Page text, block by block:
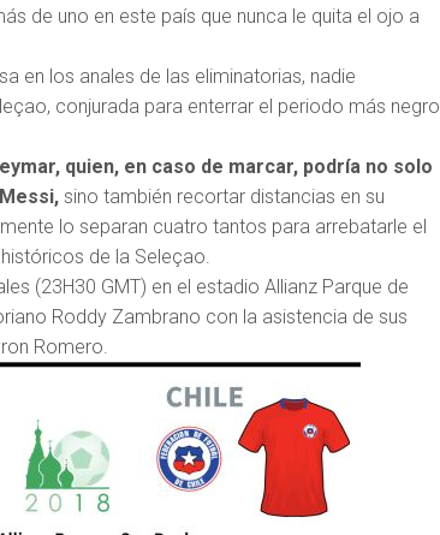
de uno en este país que nunca le quita el ojo a
en los anales de las eliminatorias, nadie
conjurada para enterrar el periodo más negro
quien, en caso de marcar, podría no solo
sino también recortar distancias en su
lo separan cuatro tantos para arrebatarle el
de la Seleçao.
(23H30 GMT) en el estadio Allianz Parque de
Roddy Zambrano con la asistencia de sus
Romero.